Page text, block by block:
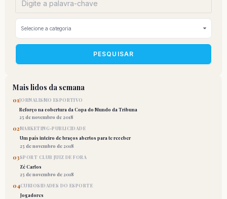
PESQUISAR
Mais lidos da semana
01JORNALISMO ESPORTIVO
Reforço na cobertura da Copa do Mundo da Tribuna
25 de novembro de 2018
02MARKETING-PUBLICIDADE
Um país inteiro de braços abertos para te receber
25 de novembro de 2018
03SPORT CLUB JUIZ DE FORA
Zé Carlos
25 de novembro de 2018
04CURIOSIDADES DO ESPORTE
Jogadores